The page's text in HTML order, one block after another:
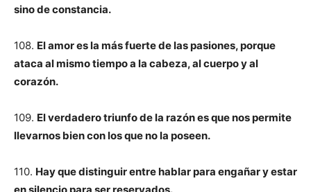
sino de constancia.
108. El amor es la más fuerte de las pasiones, porque
ataca al mismo tiempo a la cabeza, al cuerpo y al
corazón.
109. El verdadero triunfo de la razón es que nos permite
llevarnos bien con los que no la poseen.
110. Hay que distinguir entre hablar para engañar y estar